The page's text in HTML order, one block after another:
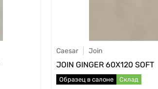
Caesar Join
JOIN GINGER 60X120 SOFT
Образец в салоне Склад